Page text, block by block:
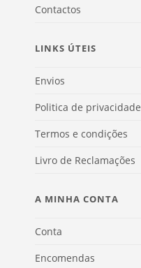
Contactos
LINKS ÚTEIS
Envios
Politica de privacidade
Termos e condições
Livro de Reclamações
A MINHA CONTA
Conta
Encomendas